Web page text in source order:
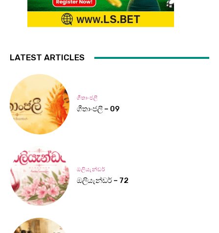
LATEST ARTICLES
ගීතාංජලී
ගීතාංජලී – 09
ඔලියැන්ඩර්
ඔලියැන්ඩර් – 72